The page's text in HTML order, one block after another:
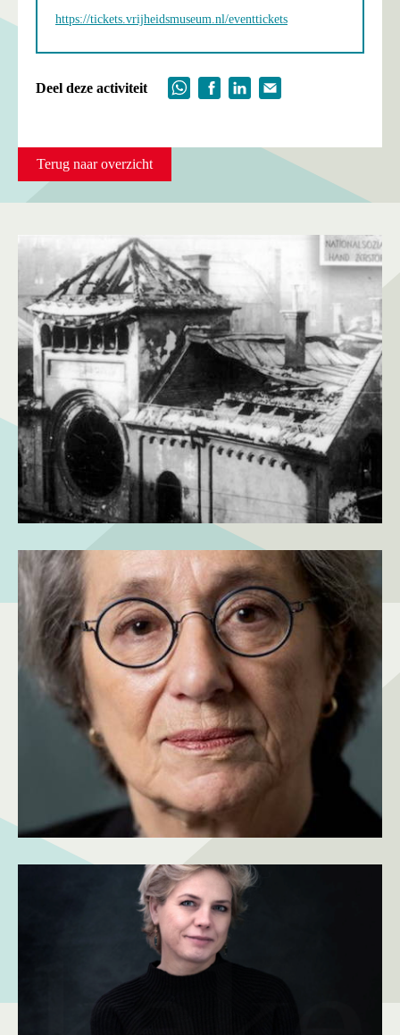
https://tickets.vrijheidsmuseum.nl/eventtickets
Deel deze activiteit
Terug naar overzicht